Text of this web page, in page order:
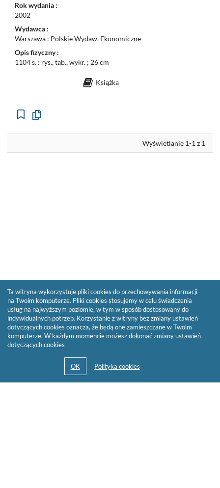
Rok wydania :
2002
Wydawca :
Warszawa : Polskie Wydaw. Ekonomiczne
Opis fizyczny :
1104 s. : rys., tab., wykr. ; 26 cm
Książka
Kopiuj
Wyświetlanie 1-1 z 1
Ta witryna wykorzystuje pliki cookies do przechowywania informacji
na Twoim komputerze. Pliki cookies stosujemy w celu świadczenia
usług na najwyższym poziomie, w tym w sposób dostosowany do
indywidualnych potrzeb. Korzystanie z witryny bez zmiany ustawień
dotyczących cookies oznacza, że będą one zamieszczane w Twoim
komputerze. W każdym momencie możesz dokonać zmiany ustawień
dotyczących cookies